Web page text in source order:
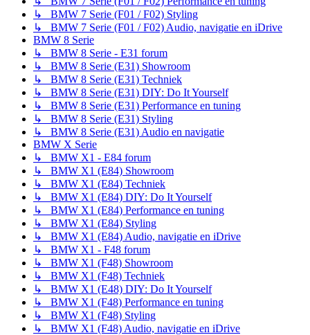
↳ BMW 7 Serie (F01 / F02) Styling
↳ BMW 7 Serie (F01 / F02) Audio, navigatie en iDrive
BMW 8 Serie
↳ BMW 8 Serie - E31 forum
↳ BMW 8 Serie (E31) Showroom
↳ BMW 8 Serie (E31) Techniek
↳ BMW 8 Serie (E31) DIY: Do It Yourself
↳ BMW 8 Serie (E31) Performance en tuning
↳ BMW 8 Serie (E31) Styling
↳ BMW 8 Serie (E31) Audio en navigatie
BMW X Serie
↳ BMW X1 - E84 forum
↳ BMW X1 (E84) Showroom
↳ BMW X1 (E84) Techniek
↳ BMW X1 (E84) DIY: Do It Yourself
↳ BMW X1 (E84) Performance en tuning
↳ BMW X1 (E84) Styling
↳ BMW X1 (E84) Audio, navigatie en iDrive
↳ BMW X1 - F48 forum
↳ BMW X1 (F48) Showroom
↳ BMW X1 (F48) Techniek
↳ BMW X1 (E48) DIY: Do It Yourself
↳ BMW X1 (F48) Performance en tuning
↳ BMW X1 (F48) Styling
↳ BMW X1 (F48) Audio, navigatie en iDrive